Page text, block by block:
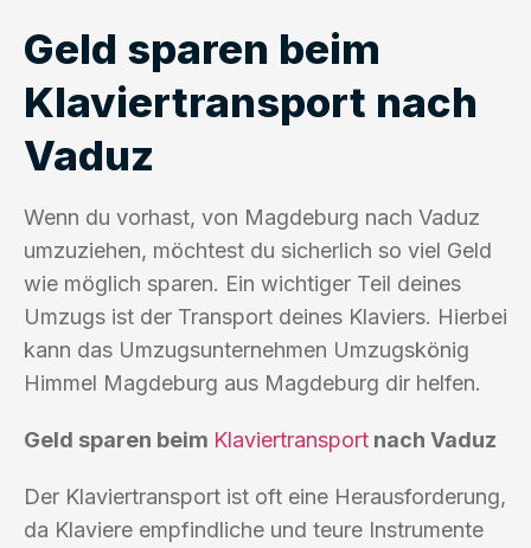
Geld sparen beim
Klaviertransport nach
Vaduz
Wenn du vorhast, von Magdeburg nach Vaduz
umzuziehen, möchtest du sicherlich so viel Geld
wie möglich sparen. Ein wichtiger Teil deines
Umzugs ist der Transport deines Klaviers. Hierbei
kann das Umzugsunternehmen Umzugskönig
Himmel Magdeburg aus Magdeburg dir helfen.
Geld sparen beim Klaviertransport nach Vaduz
Der Klaviertransport ist oft eine Herausforderung,
da Klaviere empfindliche und teure Instrumente